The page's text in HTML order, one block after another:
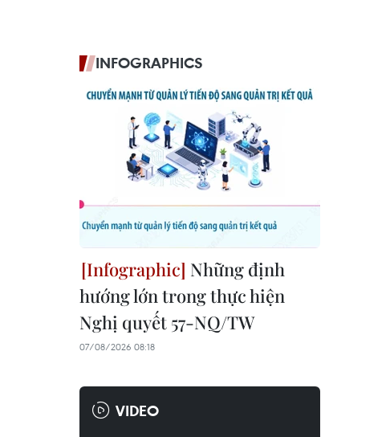
INFOGRAPHICS
Những định
hướng lớn trong thực hiện
Nghị quyết 57-NQ/TW
07/08/2026 08:18
VIDEO